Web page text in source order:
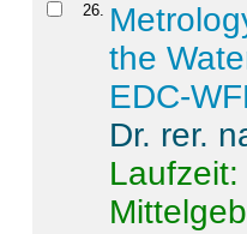
26.
the
EDC-
Dr. rer.